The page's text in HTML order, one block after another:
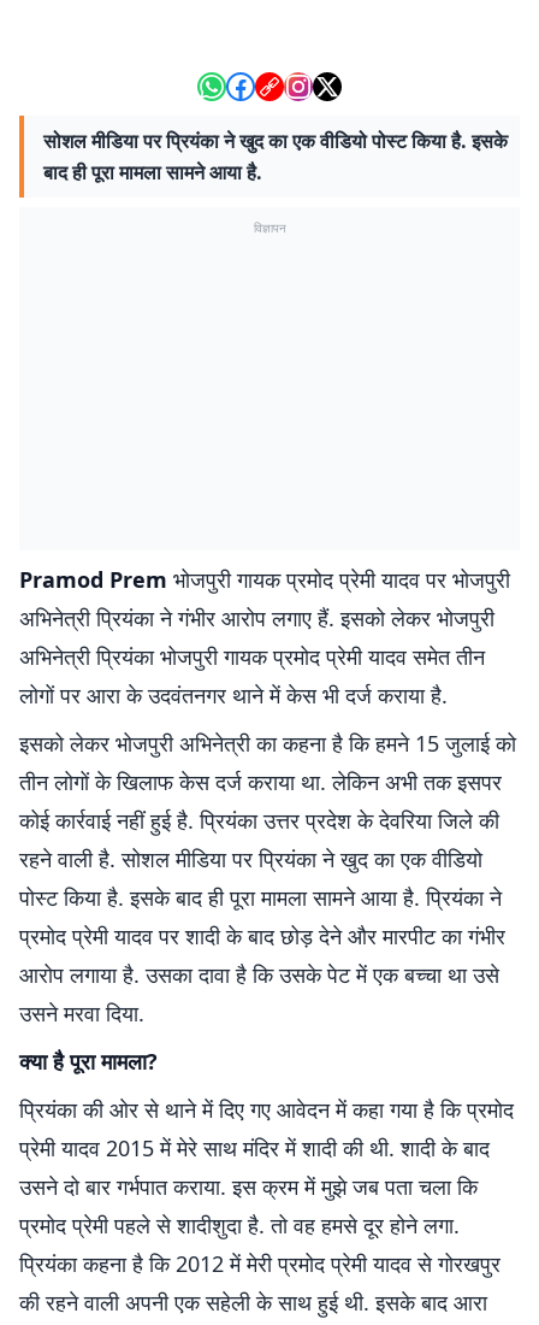
सोशल मीडिया पर प्रियंका ने खुद का एक वीडियो पोस्ट किया है. इसके
बाद ही पूरा मामला सामने आया है.
विज्ञापन
Pramod Prem भोजपुरी गायक प्रमोद प्रेमी यादव पर भोजपुरी
अभिनेत्री प्रियंका ने गंभीर आरोप लगाए हैं. इसको लेकर भोजपुरी
अभिनेत्री प्रियंका भोजपुरी गायक प्रमोद प्रेमी यादव समेत तीन
लोगों पर आरा के उदवंतनगर थाने में केस भी दर्ज कराया है.
इसको लेकर भोजपुरी अभिनेत्री का कहना है कि हमने 15 जुलाई को
तीन लोगों के खिलाफ केस दर्ज कराया था. लेकिन अभी तक इसपर
कोई कार्रवाई नहीं हुई है. प्रियंका उत्तर प्रदेश के देवरिया जिले की
रहने वाली है. सोशल मीडिया पर प्रियंका ने खुद का एक वीडियो
पोस्ट किया है. इसके बाद ही पूरा मामला सामने आया है. प्रियंका ने
प्रमोद प्रेमी यादव पर शादी के बाद छोड़ देने और मारपीट का गंभीर
आरोप लगाया है. उसका दावा है कि उसके पेट में एक बच्चा था उसे
उसने मरवा दिया.
क्या है पूरा मामला?
प्रियंका की ओर से थाने में दिए गए आवेदन में कहा गया है कि प्रमोद
प्रेमी यादव 2015 में मेरे साथ मंदिर में शादी की थी. शादी के बाद
उसने दो बार गर्भपात कराया. इस क्रम में मुझे जब पता चला कि
प्रमोद प्रेमी पहले से शादीशुदा है. तो वह हमसे दूर होने लगा.
प्रियंका कहना है कि 2012 में मेरी प्रमोद प्रेमी यादव से गोरखपुर
की रहने वाली अपनी एक सहेली के साथ हुई थी. इसके बाद आरा